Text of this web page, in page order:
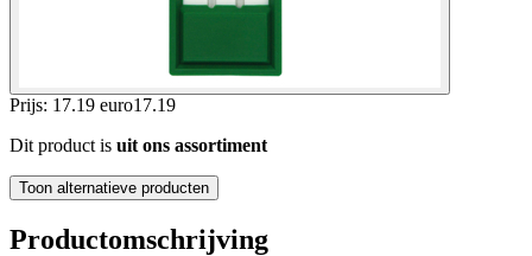
Prijs: 17.19 euro17.19
Dit product is uit ons assortiment
Toon alternatieve producten
Productomschrijving